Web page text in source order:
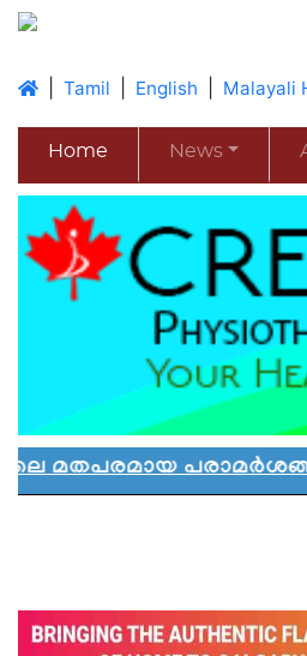
|Tamil English Malayali
Home News
പരാമർശങ്ങൾക്ക്